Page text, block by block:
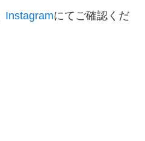
Instagramにてご確認くだ